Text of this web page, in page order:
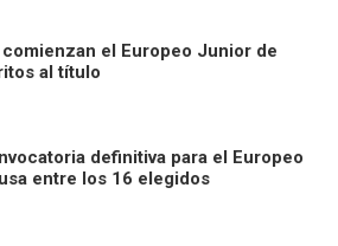
el Europeo Junior de
al título
definitiva para el Europeo
entre los 16 elegidos